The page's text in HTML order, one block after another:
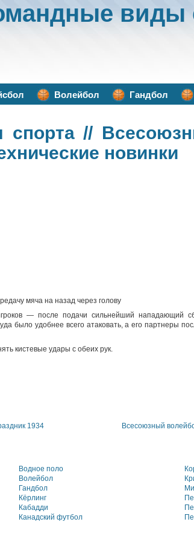
виды
Волейбол Гандбол
//
новинки
мяча на назад через голову
— после подачи сильнейший нападающий
было удобнее всего атаковать, а его партнеры
кистевые удары с обеих рук.
1934 Всесоюзный
Водное поло
Волейбол
Гандбол
Кёрлинг
Кабадди
Канадский футбол